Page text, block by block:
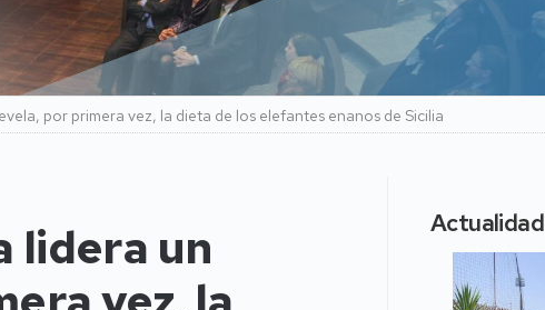
por primera vez, la dieta de los elefantes enanos de Sicilia
lidera un
Actualidad